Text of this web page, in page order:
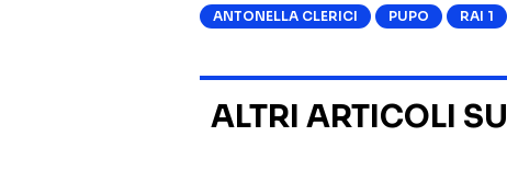
ANTONELLA CLERICI PUPO RAI 1
ALTRI ARTICOLI SU